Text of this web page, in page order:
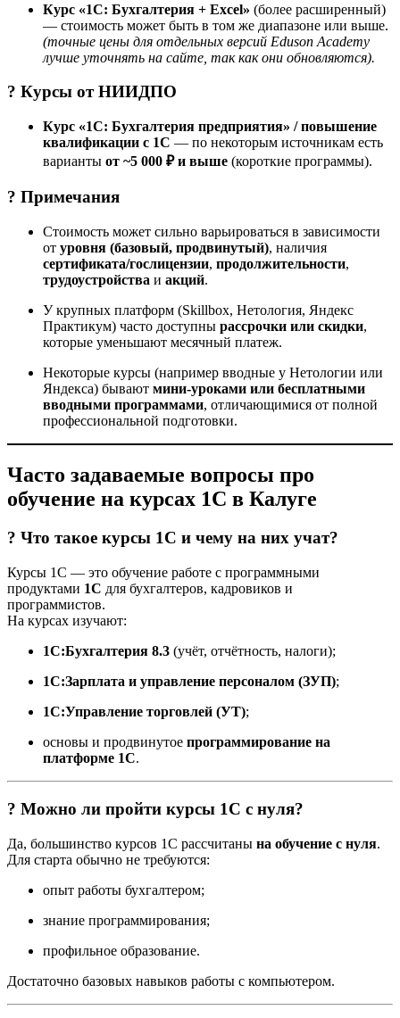
Курс «1С: Бухгалтерия + Excel» (более расширенный)
— стоимость может быть в том же диапазоне или выше.
(точные цены для отдельных версий Eduson Academy
лучше уточнять на сайте, так как они обновляются).
? Курсы отНИИДПО
Курс «1С: Бухгалтерия предприятия» / повышение
квалификации с 1С — по некоторым источникам есть
варианты от ~5 000 ₽ и выше (короткие программы).
? Примечания
Стоимость может сильно варьироваться в зависимости
от уровня (базовый, продвинутый), наличия
сертификата/гослицензии, продолжительности,
трудоустройства и акций.
У крупных платформ (Skillbox, Нетология, Яндекс
Практикум) часто доступны рассрочки или скидки,
которые уменьшают месячный платеж.
Некоторые курсы (например вводные у Нетологии или
Яндекса) бывают мини-уроками или бесплатными
вводными программами, отличающимися от полной
профессиональной подготовки.
Часто задаваемые вопросы про
обучение на курсах 1С в Калуге
? Что такое курсы 1С и чему на них учат?
Курсы 1С — это обучение работе с программными
продуктами 1С для бухгалтеров, кадровиков и
программистов.
На курсах изучают:
1С:Бухгалтерия 8.3 (учёт, отчётность, налоги);
1С:Зарплата и управление персоналом (ЗУП);
1С:Управление торговлей (УТ);
основы и продвинутое программирование на
платформе 1С.
? Можно ли пройти курсы 1С с нуля?
Да, большинство курсов 1С рассчитаны на обучение с нуля.
Для старта обычно не требуются:
опыт работы бухгалтером;
знание программирования;
профильное образование.
Достаточно базовых навыков работы с компьютером.